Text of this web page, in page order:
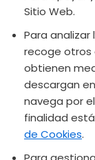
Sitio Web.
Para analizar
recoge otros
obtienen
descargan
navega por
finalidad
de Cookies.